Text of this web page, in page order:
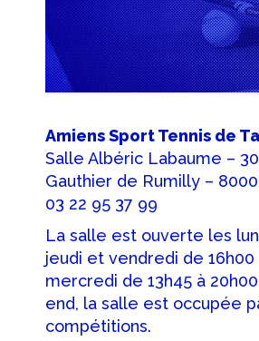
Amiens Sport Tennis de
Salle Albéric Labaume –
Gauthier de Rumilly –
03 22 95 37 99
La salle est ouverte les
jeudi et vendredi de 16h00
mercredi de 13h45 à
end, la salle est occupée
compétitions.